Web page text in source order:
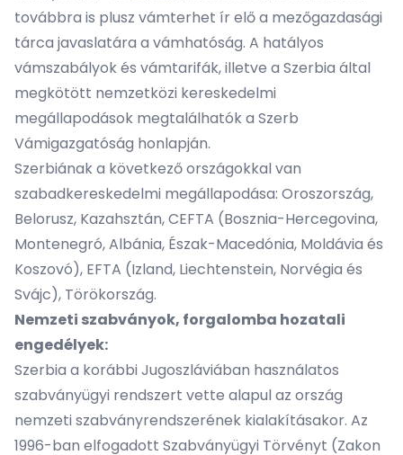
továbbra is plusz vámterhet ír elő a mezőgazdasági
tárca javaslatára a vámhatóság. A hatályos
vámszabályok és vámtarifák, illetve a Szerbia által
megkötött nemzetközi kereskedelmi
megállapodások megtalálhatók a Szerb
Vámigazgatóság honlapján.
Szerbiának a következő országokkal van
szabadkereskedelmi megállapodása: Oroszország,
Belorusz, Kazahsztán, CEFTA (Bosznia-Hercegovina,
Montenegró, Albánia, Észak-Macedónia, Moldávia és
Koszovó), EFTA (Izland, Liechtenstein, Norvégia és
Svájc), Törökország.
Nemzeti szabványok, forgalomba hozatali
engedélyek:
Szerbia a korábbi Jugoszláviában használatos
szabványügyi rendszert vette alapul az ország
nemzeti szabványrendszerének kialakításakor. Az
1996-ban elfogadott Szabványügyi Törvényt (Zakon